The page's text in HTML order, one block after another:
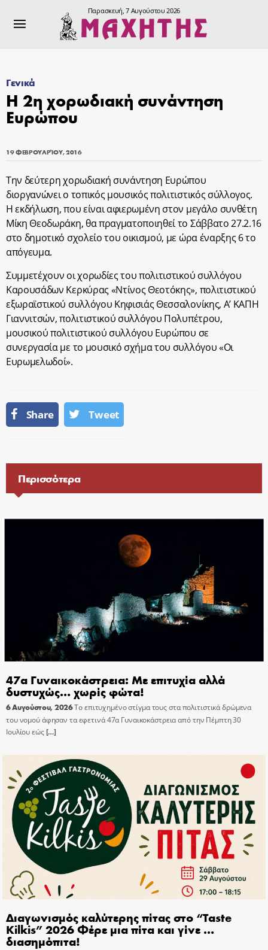
Παρασκευή, 7 Αυγούστου 2026
Γενικά
Η 2η χορωδιακή συνάντηση
Ευρώπου
19 ΦΕΒΡΟΥΑΡΊΟΥ, 2016
Την δεύτερη χορωδιακή συνάντηση Ευρώπου
διοργανώνει ο τοπικός μουσικός πολιτιστικός σύλλογος.
Η εκδήλωση, που είναι αφιερωμένη στον μεγάλο συνθέτη
Μίκη Θεοδωράκη, θα πραγματοποιηθεί το Σάββατο 27.2.16
στο δημοτικό σχολείο του οικισμού, με ώρα έναρξης 6 το
απόγευμα.
Συμμετέχουν οι χορωδίες του πολιτιστικού συλλόγου
Καρουσάδων Κερκύρας «Ντίνος Θεοτόκης», πολιτιστικού
εξωραϊστικού συλλόγου Κηφισιάς Θεσσαλονίκης, Α’ ΚΑΠΗ
Γιαννιτσών, πολιτιστικού συλλόγου Πολυπέτρου,
μουσικού πολιτιστικού συλλόγου Ευρώπου σε
συνεργασία με το μουσικό σχήμα του συλλόγου «Οι
Ευρωμελωδοί».
Share Tweet
Περισσότερα
47α Γυναικοκάστρεια: Με επιτυχία αλλά
δυστυχώς… χωρίς φώτα!
6 Αυγούστου, 2026Το επιτυχημένο στίγμα τους στα πολιτιστικά δρώμενα
του νομού άφησαν τα εφετινά 47α Γυναικοκάστρεια από την Πέμπτη 30
Ιουλίου εώς[…]
Διαγωνισμός καλύτερης πίτας στο “Taste
Kilkis” 2026 Φέρε μια πίτα και γίνε …
διασημόπιτα!